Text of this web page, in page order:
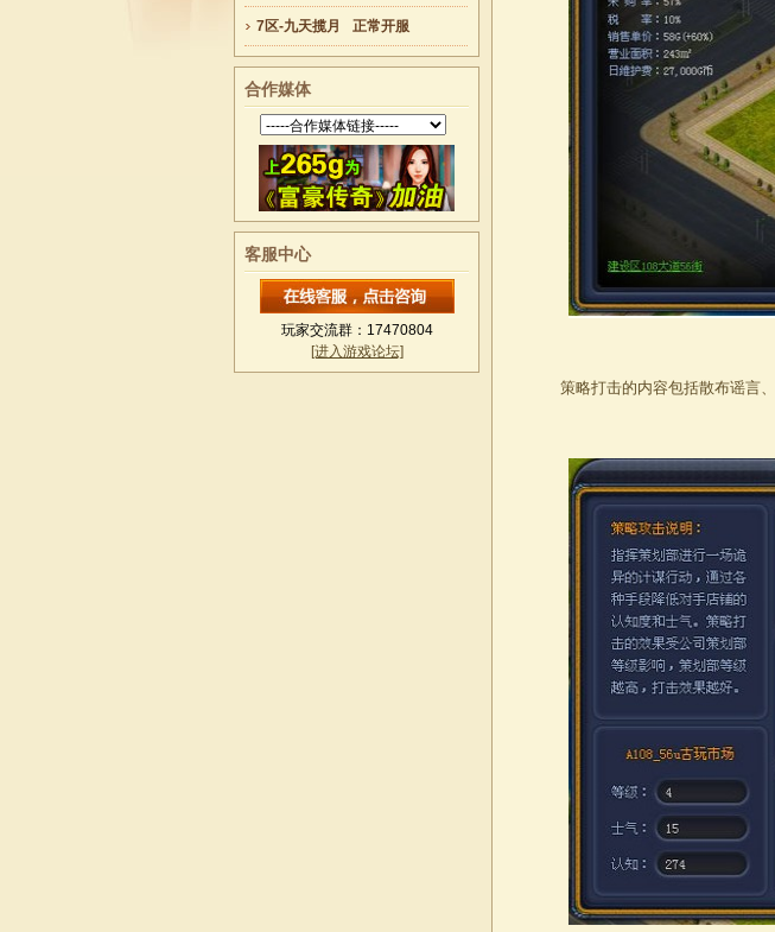
7区-九天揽月 正常开服
合作媒体
客服中心
玩家交流群：17470804
[进入游戏论坛]
策略打击的内容包括散布谣言